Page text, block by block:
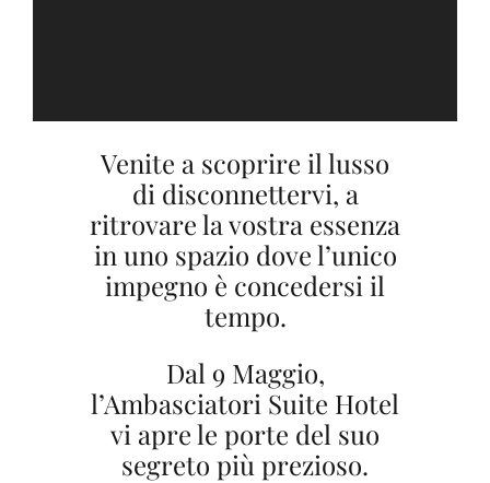
Venite a scoprire il lusso
di disconnettervi, a
ritrovare la vostra essenza
in uno spazio dove l’unico
impegno è concedersi il
tempo.
Dal 9 Maggio,
l’Ambasciatori Suite Hotel
vi apre le porte del suo
segreto più prezioso.